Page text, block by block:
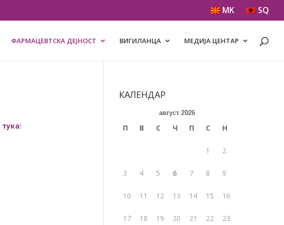
MK SQ
ФАРМАЦЕВТСКА ДЕЈНОСТ ВИГИЛАНЦА МЕДИЈА ЦЕНТАР
тука:
КАЛЕНДАР
август 2026
П В С Ч П С Н
1 2
3 4 5 6 7 8 9
10 11 12 13 14 15 16
17 18 19 20 21 22 23